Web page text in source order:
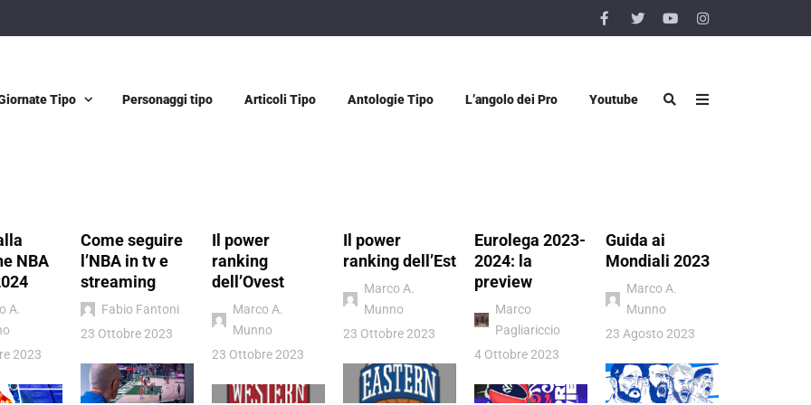
Tipo Personaggi tipo Articoli Tipo Antologie Tipo L’angolo dei Pro Youtube
NBA
A.
2023
Come seguire
l’NBA in tv e
streaming
Fabio Fantoni
23 Ottobre 2023
Il power
ranking
dell’Ovest
Marco A.
Munno
23 Ottobre 2023
Il power
ranking dell’Est
Marco A.
Munno
23 Ottobre 2023
Eurolega 2023-
2024: la
preview
Marco
Pagliariccio
4 Ottobre 2023
Guida ai
Mondiali 2023
Marco A.
Munno
23 Agosto 2023